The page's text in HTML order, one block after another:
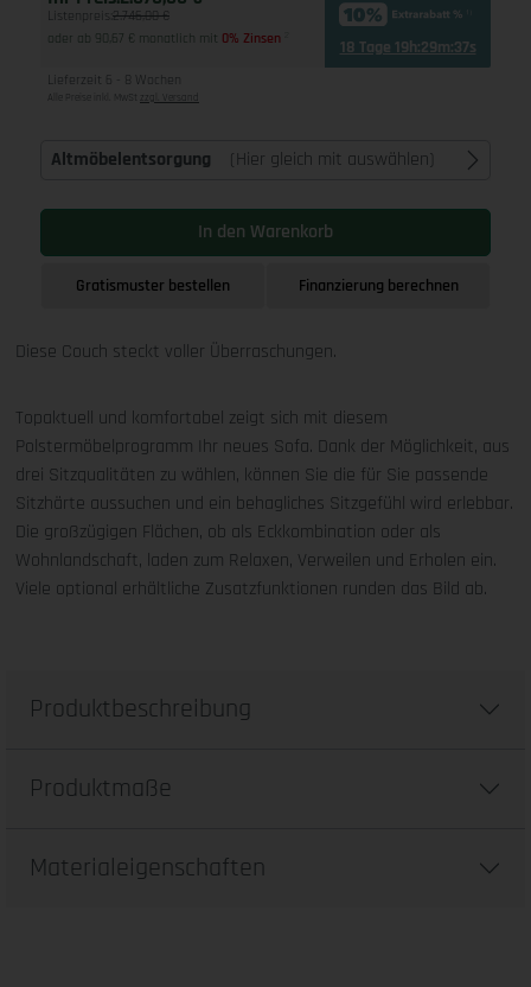
Listenpreis: 2.746,00 €
oder ab 90,67 € monatlich mit 0% Zinsen 18 Tage 19h:29m:36s
Lieferzeit 6 - 8 Wochen
Alle Preise inkl. MwSt zzgl. Versand
Altmöbelentsorgung (Hier gleich mit auswählen)
In den Warenkorb
Gratismuster bestellen Finanzierung berechnen
Diese Couch steckt voller Überraschungen.
Topaktuell und komfortabel zeigt sich mit diesem
Polstermöbelprogramm Ihr neues Sofa. Dank der Möglichkeit, aus
drei Sitzqualitäten zu wählen, können Sie die für Sie passende
Sitzhärte aussuchen und ein behagliches Sitzgefühl wird erlebbar.
Die großzügigen Flächen, ob als Eckkombination oder als
Wohnlandschaft, laden zum Relaxen, Verweilen und Erholen ein.
Viele optional erhältliche Zusatzfunktionen runden das Bild ab.
Produktbeschreibung
Produktmaße
Materialeigenschaften